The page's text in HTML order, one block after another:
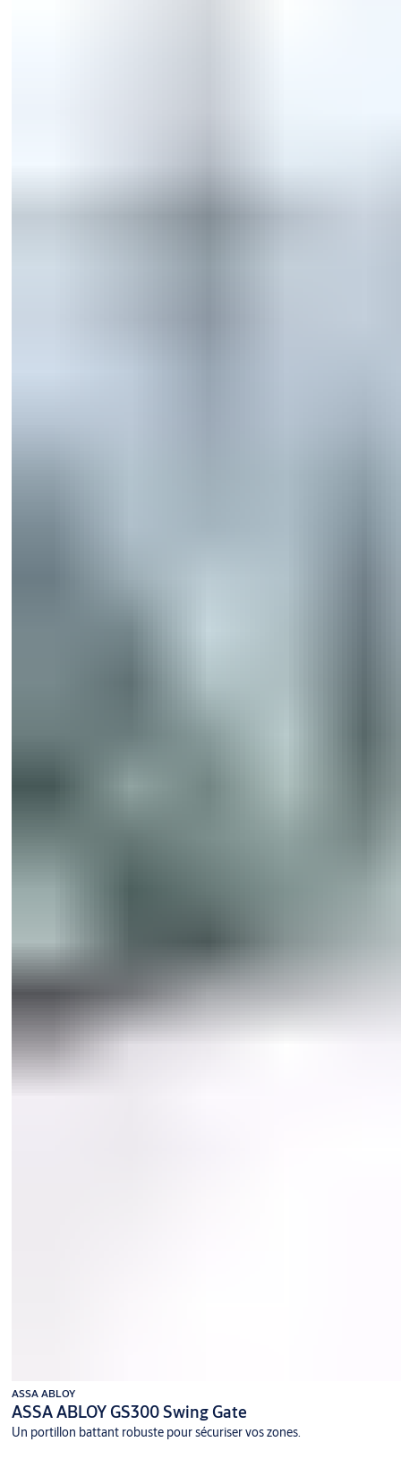
ASSA ABLOY
ASSA ABLOY GS300 Swing Gate
Un portillon battant robuste pour sécuriser vos zones.